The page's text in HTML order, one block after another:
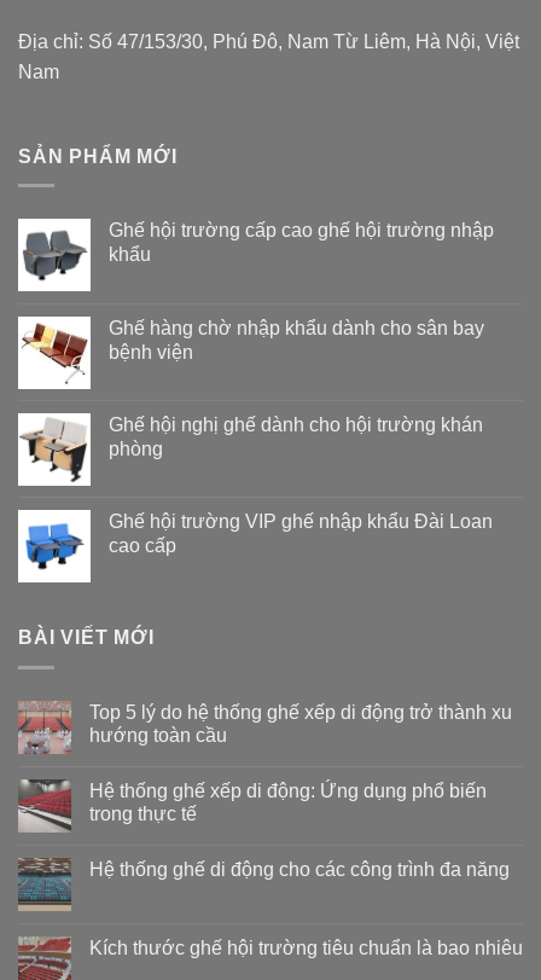
Địa chỉ: Số 47/153/30, Phú Đô, Nam Từ Liêm, Hà Nội, Việt
Nam
SẢN PHẨM MỚI
Ghế hội trường cấp cao ghế hội trường nhập
khẩu
Ghế hàng chờ nhập khẩu dành cho sân bay
bệnh viện
Ghế hội nghị ghế dành cho hội trường khán
phòng
Ghế hội trường VIP ghế nhập khẩu Đài Loan
cao cấp
BÀI VIẾT MỚI
Top 5 lý do hệ thống ghế xếp di động trở thành xu
hướng toàn cầu
bình
luận
ở
lý
xếp
Hệ thống ghế xếp di động: Ứng dụng phổ biến
trong thực tế
bình
ghế
Hệ thống ghế di động cho các công trình đa năng
luận
ởKích thước ghế hội trường tiêu chuẩn là bao nhiêu